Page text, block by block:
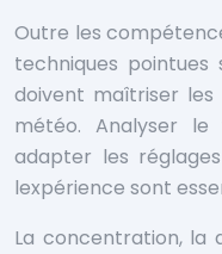
Outre les
techniques pointues
doivent maîtriser
météo. Analyser
adapter les
lexpérience sont
La concentration, la